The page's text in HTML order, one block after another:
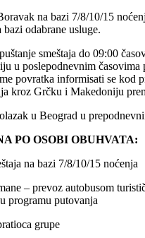
na bazi 7/8/10/15
bazi odabrane usluge.
smeštaja do 09:00
u poslepodnevnim časovima
povratka informisati se kod
kroz Grčku i Makedoniju
u Beograd u
PO OSOBI OBUHVATA:
na bazi 7/8/10/15 noćenja
– prevoz autobusom
programu putovanja
grupe